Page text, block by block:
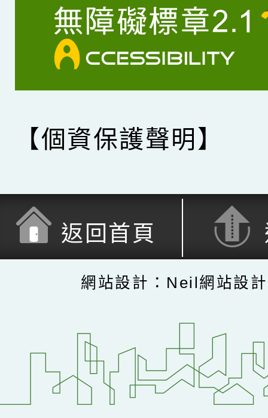
【個資保護聲明】
返回首頁
網站設計：Neil網站設